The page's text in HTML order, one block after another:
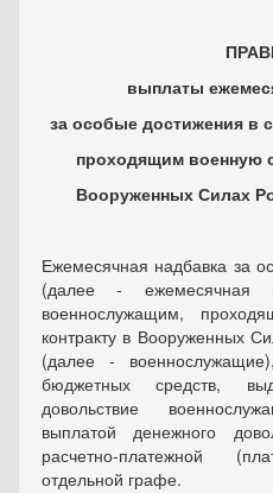
выплаты
за особые достижения в
проходящим военную
Вооруженных Силах
Ежемесячная надбавка за
(далее - ежемесячная
военнослужащим,
контракту в Вооруженных
(далее -
бюджетных средств,
довольствие
выплатой денежного
расчетно-платежной
отдельной графе.